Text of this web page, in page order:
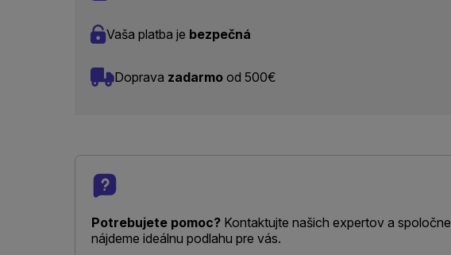
Vaša platba je bezpečná
Doprava zadarmo od 500€
Potrebujete pomoc? Kontaktujte našich expertov a spoločne
nájdeme ideálnu podlahu pre vás.